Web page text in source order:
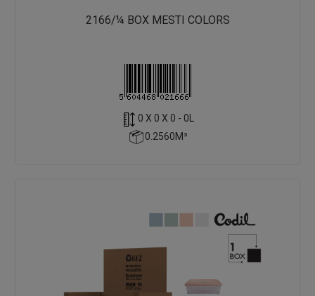
2166/¼ BOX MESTI COLORS
0 X 0 X 0 - 0L
0.2560M³